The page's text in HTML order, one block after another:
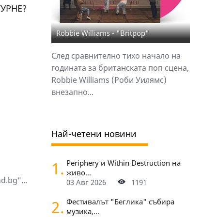
Robbie Williams - "Britpop"
След сравнително тихо начало на
годината за британската поп сцена,
Robbie Williams (Роби Уилямс)
внезапно...
Най-четени новини
1. Periphery и Within Destruction на
живо...
03 Авг 2026
1191
2. Фестивалът "Беглика" събира
музика,...